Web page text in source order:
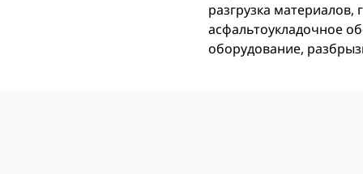
разгрузка
асфальтоукладочное
оборудование,